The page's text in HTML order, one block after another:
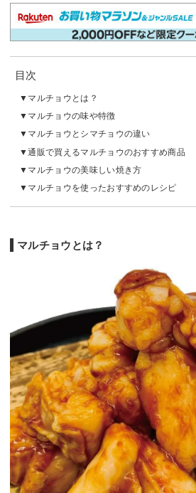
目次
マルチョウとは？
マルチョウの味や特徴
マルチョウとシマチョウの違い
通販で買えるマルチョウのおすすめ商品
マルチョウの美味しい焼き方
マルチョウを使ったおすすめのレシピ
マルチョウとは？